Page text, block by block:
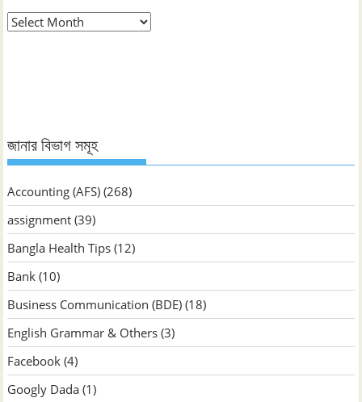
মাস
জানার বিভাগ সমূহ
Accounting (AFS) (268)
assignment (39)
Bangla Health Tips (12)
Bank (10)
Business Communication (BDE) (18)
English Grammar & Others (3)
Facebook (4)
Googly Dada (1)